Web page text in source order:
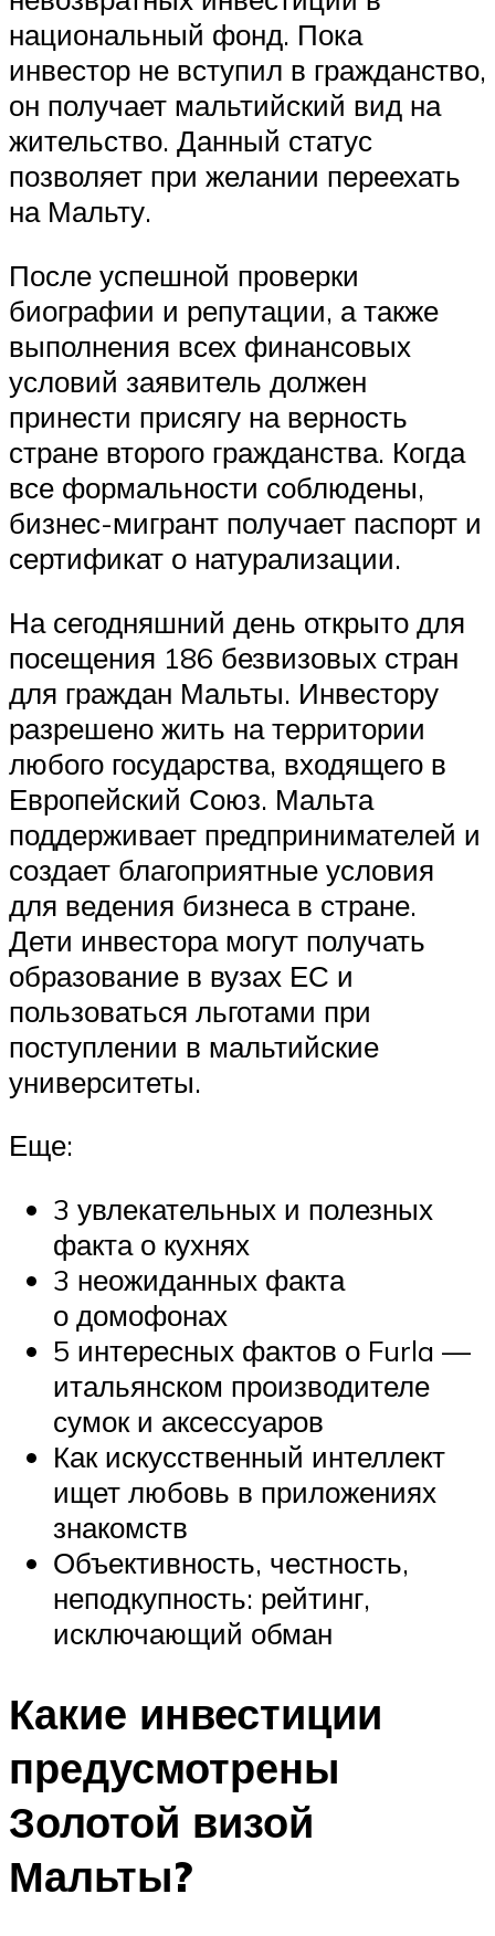
национальный фонд. Пока
инвестор не вступил в гражданство,
он получает мальтийский вид на
жительство. Данный статус
позволяет при желании переехать
на Мальту.
После успешной проверки
биографии и репутации, а также
выполнения всех финансовых
условий заявитель должен
принести присягу на верность
стране второго гражданства. Когда
все формальности соблюдены,
бизнес-мигрант получает паспорт и
сертификат о натурализации.
На сегодняшний день открыто для
посещения 186 безвизовых стран
для граждан Мальты. Инвестору
разрешено жить на территории
любого государства, входящего в
Европейский Союз. Мальта
поддерживает предпринимателей и
создает благоприятные условия
для ведения бизнеса в стране.
Дети инвестора могут получать
образование в вузах ЕС и
пользоваться льготами при
поступлении в мальтийские
университеты.
Еще:
3 увлекательных и полезных
факта о кухнях
3 неожиданных факта
о домофонах
5 интересных фактов о Furla —
итальянском производителе
сумок и аксессуаров
Как искусственный интеллект
ищет любовь в приложениях
знакомств
Объективность, честность,
неподкупность: рейтинг,
исключающий обман
Какие инвестиции
предусмотрены
Золотой визой
Мальты?